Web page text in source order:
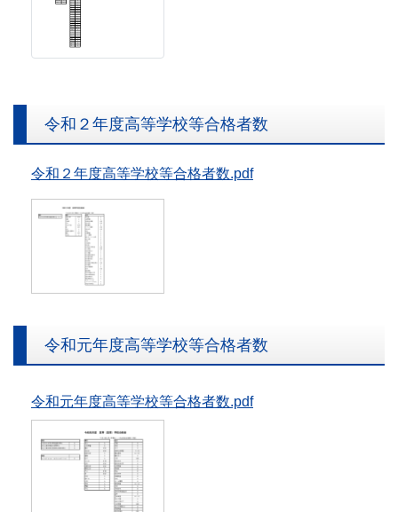
令和２年度高等学校等合格者数
令和２年度高等学校等合格者数.pdf
令和元年度高等学校等合格者数
令和元年度高等学校等合格者数.pdf